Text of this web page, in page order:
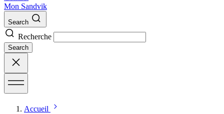
Mon Sandvik
Search
Recherche
Search
Accueil